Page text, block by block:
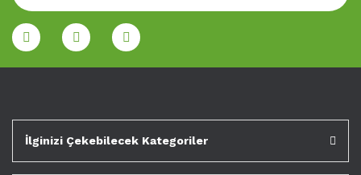
İlginizi Çekebilecek Kategoriler